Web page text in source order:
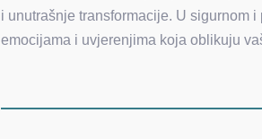
i unutrašnje transformacije. U sigurnom
emocijama i uvjerenjima koja oblikuju